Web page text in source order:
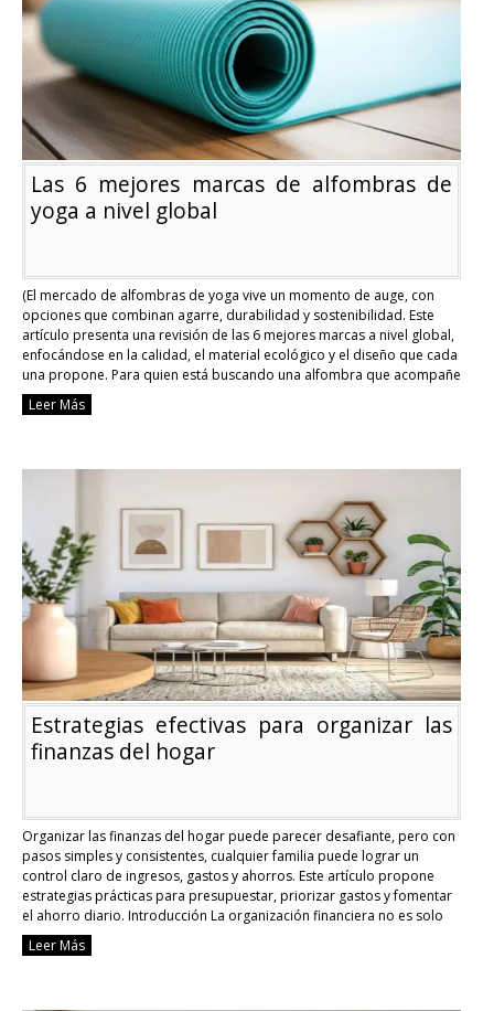
Las 6 mejores marcas de alfombras de
yoga a nivel global
(El mercado de alfombras de yoga vive un momento de auge, con
opciones que combinan agarre, durabilidad y sostenibilidad. Este
artículo presenta una revisión de las 6 mejores marcas a nivel global,
enfocándose en la calidad, el material ecológico y el diseño que cada
una propone. Para quien está buscando una alfombra que acompañe
desde …Continue reading
yoga
nivel
global
Leer Más
Estrategias efectivas para organizar las
finanzas del hogar
Organizar las finanzas del hogar puede parecer desafiante, pero con
pasos simples y consistentes, cualquier familia puede lograr un
control claro de ingresos, gastos y ahorros. Este artículo propone
estrategias prácticas para presupuestar, priorizar gastos y fomentar
el ahorro diario. Introducción La organización financiera no es solo
para quienes ganan mucho; es una disciplina aplicable …
reading
Leer Más